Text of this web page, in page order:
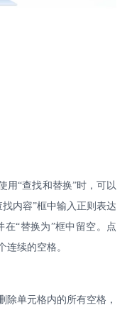
用“查找和替换”时，可以
内容”框中输入正则表达
“替换为”框中留空。点
连续的空格。
除单元格内的所有空格，